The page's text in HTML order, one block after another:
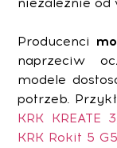
niezależnie od
Producenci
naprzeciw
modele
potrzeb.
KRK KREATE 3
KRK Rokit 5 G5